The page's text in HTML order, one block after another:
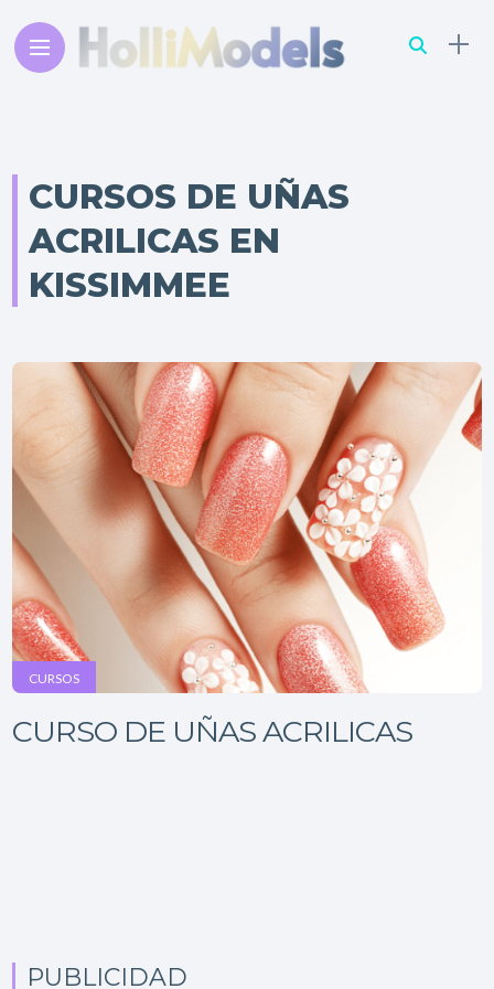
CURSOS DE UÑAS
ACRILICAS EN
KISSIMMEE
CURSOS
CURSO DE UÑAS ACRILICAS
PUBLICIDAD